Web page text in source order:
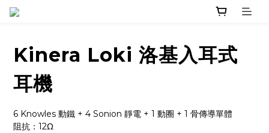
Kinera Loki 洛基入耳式
耳機
6 Knowles 動鐵 + 4 Sonion 靜電 + 1 動圈 + 1 骨傳導單體
阻抗：12Ω